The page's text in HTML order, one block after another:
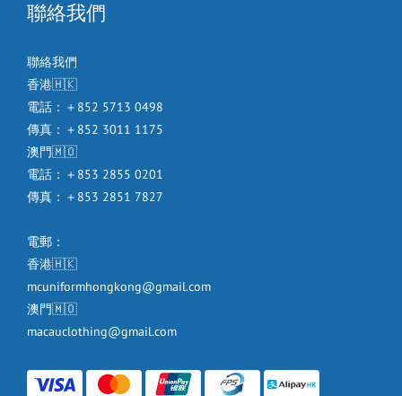
聯絡我們
聯絡我們
香港🇭🇰
電話：＋852 5713 0498
傳真：＋852 3011 1175
澳門🇲🇴
電話：＋853 2855 0201
傳真：＋853 2851 7827
電郵：
香港🇭🇰
mcuniformhongkong@gmail.com
澳門🇲🇴
macauclothing@gmail.com